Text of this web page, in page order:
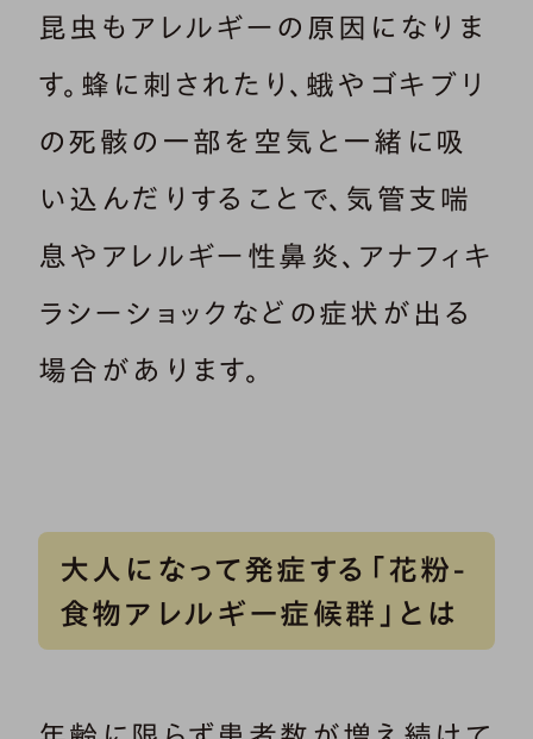
昆虫もアレルギーの原因になりま
す。蜂に刺されたり、蛾やゴキブリ
の死骸の一部を空気と一緒に吸
い込んだりすることで、気管支喘
息やアレルギー性鼻炎、アナフィキ
ラシーショックなどの症状が出る
場合があります。
大人になって発症する「花粉-
食物アレルギー症候群」とは